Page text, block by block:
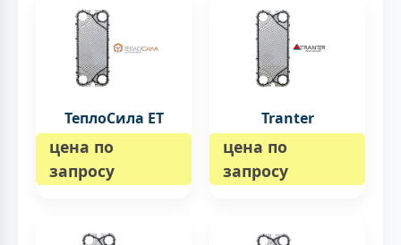
ТеплоСила ET
цена по
запросу
Tranter
цена по
запросу